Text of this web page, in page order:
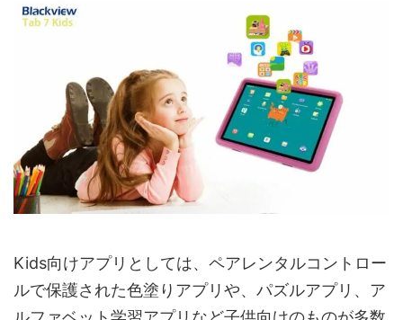
Kids向けアプリとしては、ペアレンタルコントロー
ルで保護された色塗りアプリや、パズルアプリ、ア